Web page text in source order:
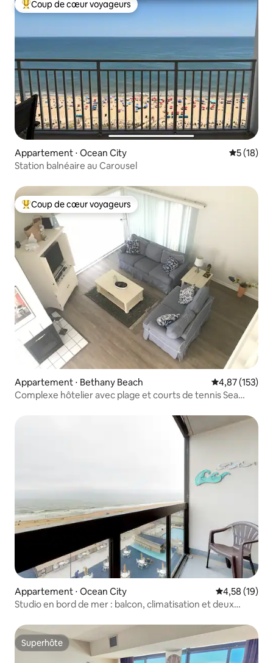
Coups de cœur voyageurs les plus appréciés
Coup de cœur voyageurs
Appartement ⋅ Ocean City
5 (18)
Station balnéaire au Carousel
Coups de cœur voyageurs les plus appréciés
Coup de cœur voyageurs
Appartement ⋅ Bethany Beach Évaluation
4,87 (153)
Complexe hôtelier avec plage et courts de tennis Sea
Appartement ⋅ Ocean City Évaluation
4,58 (19)
Studio en bord de mer : balcon, climatisation et deux
Superhôte
Superhôte